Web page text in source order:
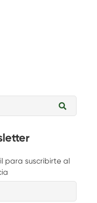
para suscribirte al